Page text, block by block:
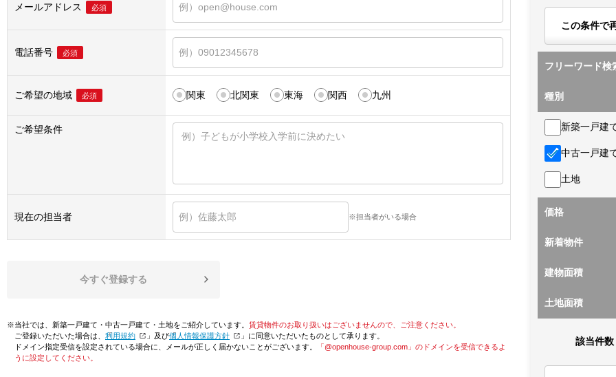
メールアドレス 必須
電話番号 必須
ご希望の地域 必須 関東 北関東 東海 関西 九州
ご希望条件
現在の担当者 ※担当者がいる場合
今すぐ登録する
※当社では、新築一戸建て・中古一戸建て・土地をご紹介しています。 賃貸物件のお取り扱いはございませんので、ご注意ください。
ご登録いただいた場合は、「利用規約 」及び「個人情報保護方針
」に同意いただいたものとして承ります。
ドメイン指定受信を設定されている場合に、メールが正しく届かないことがございます。
「@openhouse-group.com」のドメインを受信できるよ
うに設定してください。
この条件で
フリーワード検
種別
新築一戸建
中古一戸建
土地
価格
新着物件
建物面積
土地面積
該当件数